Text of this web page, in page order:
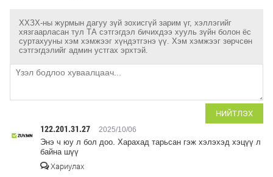
ХХЗХ-ны журмын дагуу зүй зохисгүй зарим үг, хэллэгийг
хязгаарласан тул ТА сэтгэгдэл бичихдээ хууль зүйн болон ёс
суртахууны хэм хэмжээг хүндэтгэнэ үү. Хэм хэмжээг зөрчсөн
сэтгэгдэлийг админ устгах эрхтэй.
НИЙТЛЭХ
122.201.31.27 2025/10/06
Энэ ч юу л бол доо. Харахад тарьсан гэж хэлэхэд хэцүү л
байна шүү
Хариулах